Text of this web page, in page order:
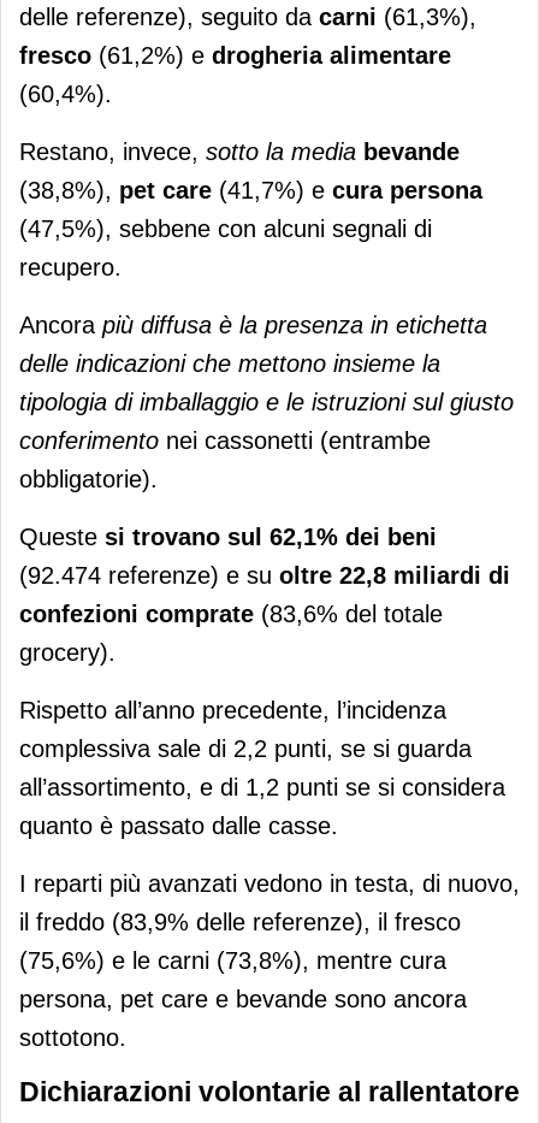
delle referenze), seguito da carni (61,3%),
fresco (61,2%) e drogheria alimentare
(60,4%).
Restano, invece, sotto la media bevande
(38,8%), pet care (41,7%) e cura persona
(47,5%), sebbene con alcuni segnali di
recupero.
Ancora più diffusa è la presenza in etichetta
delle indicazioni che mettono insieme la
tipologia di imballaggio e le istruzioni sul giusto
conferimento nei cassonetti (entrambe
obbligatorie).
Queste si trovano sul 62,1% dei beni
(92.474 referenze) e su oltre 22,8 miliardi di
confezioni comprate (83,6% del totale
grocery).
Rispetto all’anno precedente, l’incidenza
complessiva sale di 2,2 punti, se si guarda
all’assortimento, e di 1,2 punti se si considera
quanto è passato dalle casse.
I reparti più avanzati vedono in testa, di nuovo,
il freddo (83,9% delle referenze), il fresco
(75,6%) e le carni (73,8%), mentre cura
persona, pet care e bevande sono ancora
sottotono.
Dichiarazioni volontarie al rallentatore